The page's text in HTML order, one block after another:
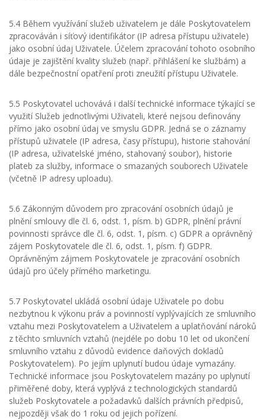
5.4 Během využívání služeb uživatelem je dále Poskytovatelem
zpracováván i síťový identifikátor (IP adresa přístupu uživatele)
jako osobní údaj Uživatele. Účelem zpracování tohoto osobního
údaje je zajištění kvality služeb (např. přihlášení ke službám) a
dále bezpečnostní opatření proti zneužití přístupu Uživatele.
5.5 Poskytovatel uchovává i další technické informace týkající se
využití Služeb jednotlivými Uživateli, které nejsou definovány
přímo jako osobní údaj ve smyslu GDPR. Jedná se o záznamy
přístupů uživatele (IP adresa, časy přístupu), historie stahování
(IP adresa, uživatelské jméno, stahovaný soubor), historie
plateb za služby, informace o smazaných souborech Uživatele
(včetně IP adresy uploadu).
5.6 Zákonným důvodem pro zpracování osobních údajů je
plnění smlouvy dle čl. 6, odst. 1, písm. b) GDPR, plnění právní
povinnosti správce dle čl. 6, odst. 1, písm. c) GDPR a oprávněný
zájem Poskytovatele dle čl. 6, odst. 1, písm. f) GDPR.
Oprávněným zájmem Poskytovatele je zpracování osobních
údajů pro účely přímého marketingu.
5.7 Poskytovatel ukládá osobní údaje Uživatele po dobu
nezbytnou k výkonu práv a povinností vyplývajících ze smluvního
vztahu mezi Poskytovatelem a Uživatelem a uplatňování nároků
z těchto smluvních vztahů (nejdéle po dobu 10 let od ukončení
smluvního vztahu z důvodů evidence daňových dokladů
Poskytovatelem). Po jejím uplynutí budou údaje vymazány.
Technické informace jsou Poskytovatelem mazány po uplynutí
přiměřené doby, která vyplývá z technologických standardů
služeb Poskytovatele a požadavků dalších právních předpisů,
nejpozději však do 1 roku od jejich pořízení.